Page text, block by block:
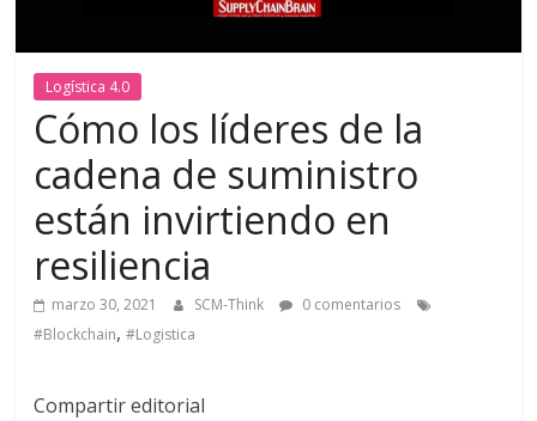
Logística 4.0
Cómo los líderes de la
cadena de suministro
están invirtiendo en
resiliencia
marzo 30, 2021 SCM-Think
0 comentarios
#Blockchain,#Logistica
Compartir editorial